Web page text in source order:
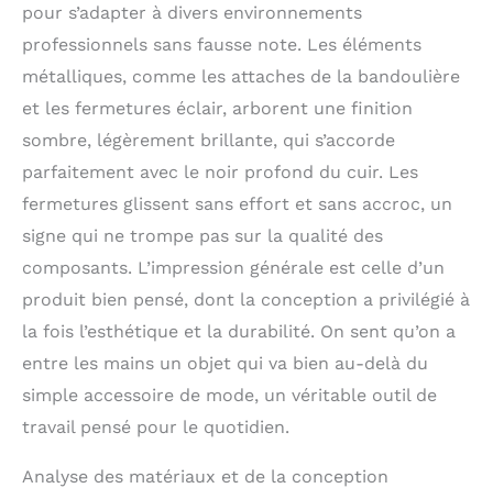
petite bouteille d'eau,
téléphone portable ; 3
poches avant zippées
avec 4 emplacements
pour stylos, 1 poche
pour passeport ; 1
poche arrière zippée
de bagage Antivol.
Grand espace de
les magazines, cahiers,
portefeuille, banque
d'alimentation,
mouchoirs en ordre.
Matériaux de qualité
supérieure : les
sont fabriquées en cuir
pour s’adapter à divers environnements
professionnels sans fausse note. Les éléments
métalliques, comme les attaches de la bandoulière
et les fermetures éclair, arborent une finition
sombre, légèrement brillante, qui s’accorde
parfaitement avec le noir profond du cuir. Les
fermetures glissent sans effort et sans accroc, un
signe qui ne trompe pas sur la qualité des
composants. L’impression générale est celle d’un
produit bien pensé, dont la conception a privilégié à
la fois l’esthétique et la durabilité. On sent qu’on a
entre les mains un objet qui va bien au-delà du
simple accessoire de mode, un véritable outil de
travail pensé pour le quotidien.
Analyse des matériaux et de la conception